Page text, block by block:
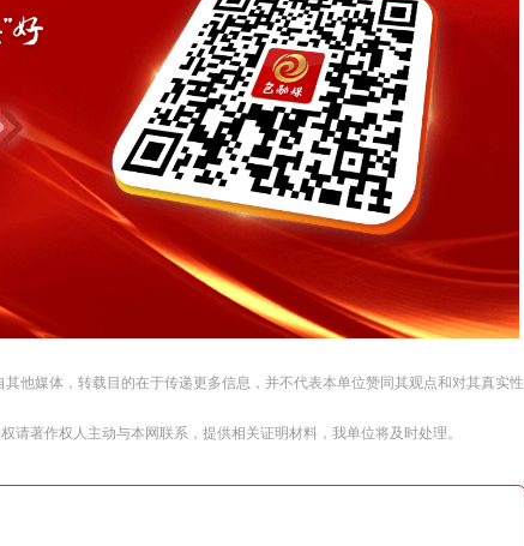
他媒体，转载目的在于传递更多信息，并不代表本单位赞同其观点和对其真实性
著作权人主动与本网联系，提供相关证明材料，我单位将及时处理。